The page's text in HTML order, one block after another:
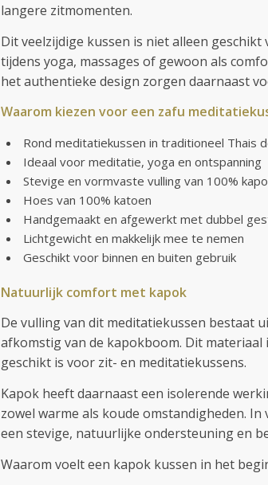
langere zitmomenten.
Dit veelzijdige kussen is niet alleen
tijdens yoga, massages of gewoon als
het authentieke design zorgen daarnaast
Waarom kiezen voor een zafu
Rond meditatiekussen in traditioneel Thais
Ideaal voor meditatie, yoga en ontspanning
Stevige en vormvaste vulling van 100%
Hoes van 100% katoen
Handgemaakt en afgewerkt met dubbel
Lichtgewicht en makkelijk mee te nemen
Geschikt voor binnen en buiten gebruik
Natuurlijk comfort met kapok
De vulling van dit meditatiekussen bestaat
afkomstig van de kapokboom. Dit
geschikt is voor zit- en meditatiekussens.
Kapok heeft daarnaast een isolerende
zowel warme als koude omstandigheden.
een stevige, natuurlijke ondersteuning en
Waarom voelt een kapok kussen in het